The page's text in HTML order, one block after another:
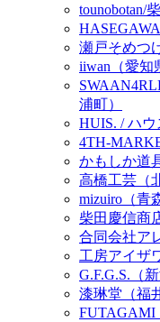
tounobotan/
瀬戸そめつ
iiwan（愛知
浦町）
HUIS. / ハウ
4TH-
かもしか道
高橋工芸（
mizuiro（青
柴田慶信商
合同会社ア
工房アイザ
G.F.G.S.（新
漆琳堂（福
FUTAGAMI